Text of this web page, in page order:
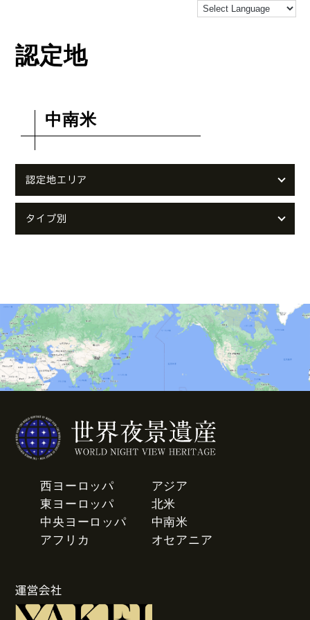
認定地
中南米
認定地エリア
タイプ別
西ヨーロッパ
東ヨーロッパ
中央ヨーロッパ
アフリカ
アジア
北米
中南米
オセアニア
運営会社